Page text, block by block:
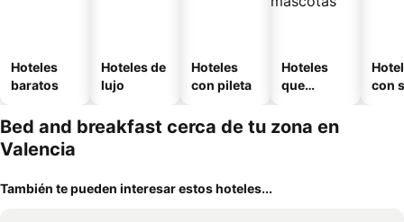
Hoteles
baratos
Hoteles de
lujo
Hoteles
con pileta
Hoteles
que
mascotas
con
Bed and breakfast cerca de tu zona en
Valencia
También te pueden interesar estos hoteles...